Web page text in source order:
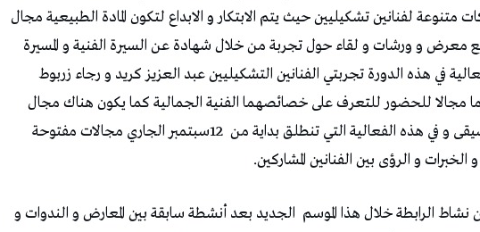
لفنانين تشكيليين حيث يتم الابتكار و الابداع لتكون المادة الطبيعية مجال
معرض و ورشات و لقاء حول تجربة من خلال شهادة عن السيرة الفنية و المسيرة
في هذه الدورة تجربتي الفنانين التشكيليين عبد العزيز كريد و رجاء زربوط
مجالا للحضور للتعرف على خصائصهما الفنية الجمالية كما يكون هناك مجال
و في هذه الفعالية التي تنطلق بداية من
12سبتمبر الجاري مجالات مفتوحة
و الرؤى بين الفنانين المشاركين.
الرابطة خلال هذا الموسم الجديد بعد أنشطة سابقة بين المعارض و الندوات و